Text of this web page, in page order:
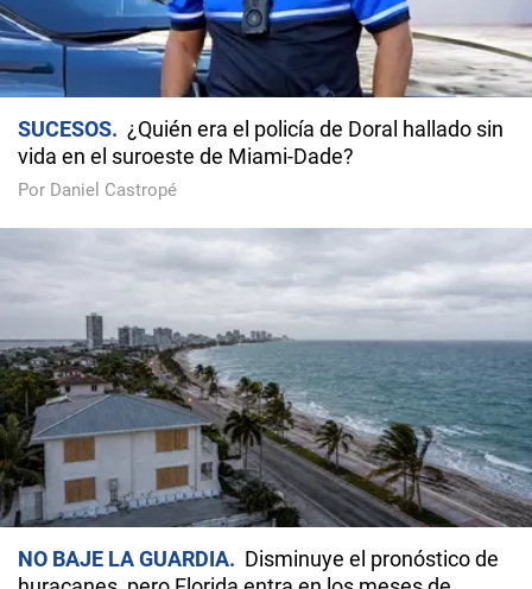
SUCESOS
¿Quién era el policía de Doral hallado sin
vida en el suroeste de Miami-Dade?
Por Daniel Castropé
NO BAJE LA GUARDIA
Disminuye el pronóstico de